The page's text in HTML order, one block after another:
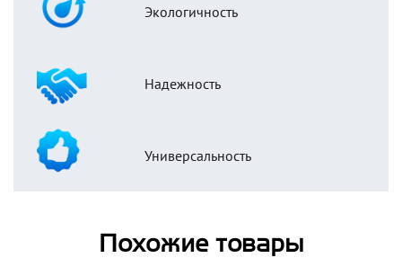
Экологичность
Надежность
Универсальность
Похожие товары